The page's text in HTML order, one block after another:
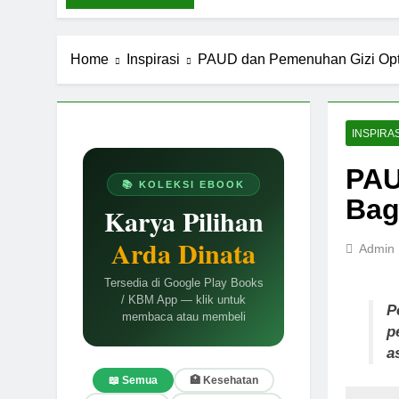
Home Inspirasi PAUD dan Pemenuhan Gizi
📚 KOLEKSI EBOOK
Karya Pilihan
Arda Dinata
Tersedia di Google Play Books
/ KBM App — klik untuk
membaca atau membeli
📖 Semua 🏥 Kesehatan
Admin